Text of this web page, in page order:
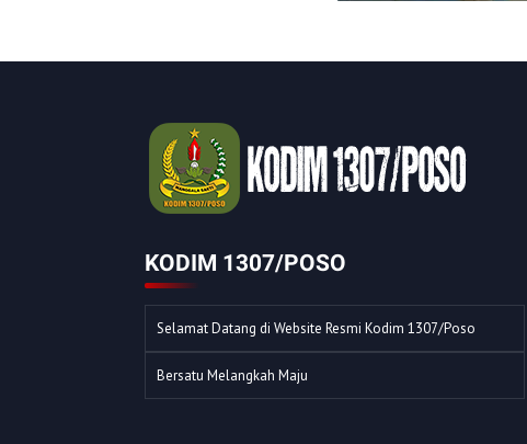
KODIM 1307/POSO
Selamat Datang di Website Resmi Kodim 1307/Poso
Bersatu Melangkah Maju